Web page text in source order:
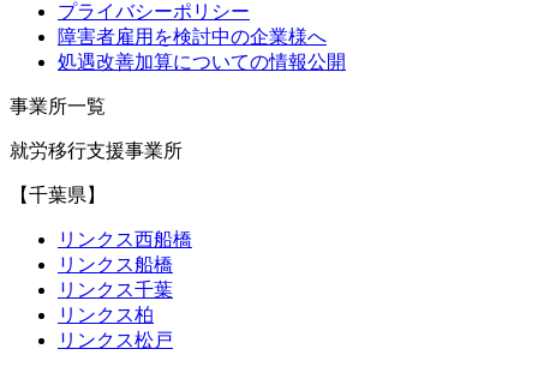
プライバシーポリシー
障害者雇用を検討中の企業様へ
処遇改善加算についての情報公開
事業所一覧
就労移行支援事業所
【千葉県】
リンクス西船橋
リンクス船橋
リンクス千葉
リンクス柏
リンクス松戸